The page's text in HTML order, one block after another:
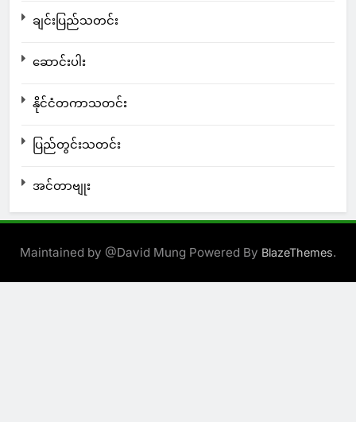
ချင်းပြည်သတင်း
ဆောင်းပါး
နိုင်ငံတကာသတင်း
ပြည်တွင်းသတင်း
အင်တာဗျုး
Maintained by @David Mung Powered By BlazeThemes.